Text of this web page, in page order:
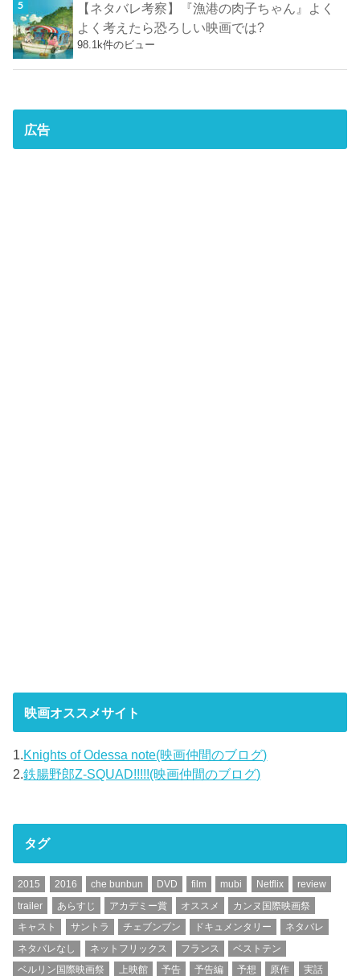
【ネタバレ考察】『漁港の肉子ちゃん』よく
よく考えたら恐ろしい映画では?
98.1k件のビュー
広告
映画オススメサイト
1.Knights of Odessa note(映画仲間のブログ)
2.鉄腸野郎Z-SQUAD!!!!!(映画仲間のブログ)
タグ
2015 2016 che bunbun DVD film mubi Netflix
review
trailer
あらすじ アカデミー賞 オススメ
カンヌ国際映画祭
キャスト
サントラ チェブンブン ドキュメンタリー
ネタバレ
ネタバレなし
ネットフリックス フランス
ベストテン
ベルリン国際映画祭
上映館 予告 予告編 予想 原作 実話